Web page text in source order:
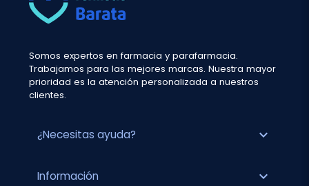
Somos expertos en farmacia y parafarmacia.
Trabajamos para las mejores marcas. Nuestra mayor
prioridad es la atención personalizada a nuestros
clientes.
¿Necesitas ayuda? expand_more
Información expand_more